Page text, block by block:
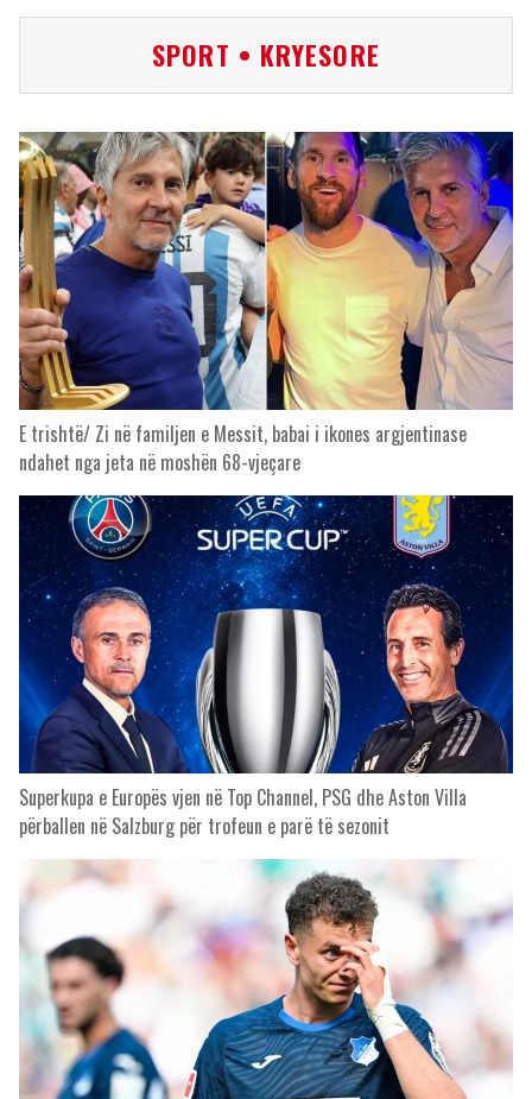
SPORT • KRYESORE
E trishtë/ Zi në familjen e Messit, babai i ikones argjentinase
ndahet nga jeta në moshën 68-vjeçare
Superkupa e Europës vjen në Top Channel, PSG dhe Aston Villa
përballen në Salzburg për trofeun e parë të sezonit